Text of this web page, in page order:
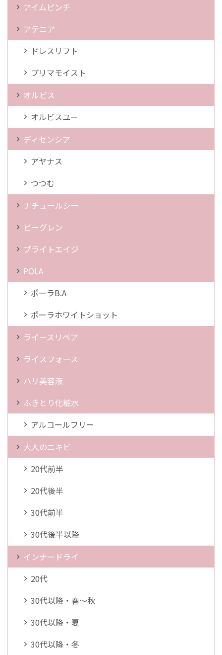
アイムピンチ
アテニア
ドレスリフト
プリマモイスト
オルビス
オルビスユー
ディセンシア
アヤナス
つつむ
ナチュールシー
ビーグレン
ブライトエイジ
POLA
ポーラB.A
ポーラホワイトショット
ライースリペア
ライスフォース
ハリ美容液
ふきとり化粧水
アルコールフリー
大人のニキビ
20代前半
20代後半
30代前半
30代後半以降
インナードライ
20代
30代以降・春～秋
30代以降・夏
30代以降・冬